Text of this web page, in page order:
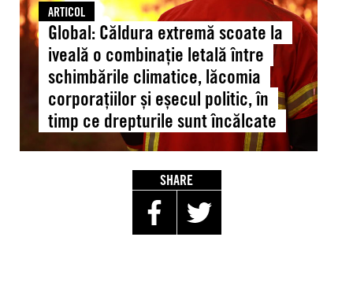
combinație
letală
între
schimbările
climatice,
lăcomia
corporațiilor
ARTICOL
Global: Căldura extremă scoate la
iveală o combinație letală între
schimbările climatice, lăcomia
corporațiilor și eșecul politic, în
timp ce drepturile sunt încălcate
SHARE